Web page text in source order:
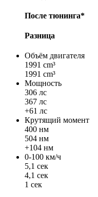
После тюнинга*
Разница
Объём двигателя
1991 cm³
1991 cm³
Мощность
306 лс
367 лс
+61 лс
Крутящий момент
400 нм
504 нм
+104 нм
0-100 км/ч
5,1 сек
4,1 сек
1 сек